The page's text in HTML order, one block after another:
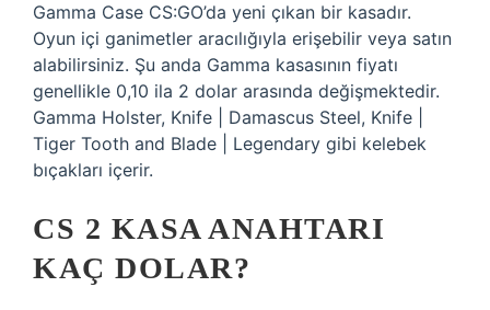
Gamma Case CS:GO’da yeni çıkan bir kasadır.
Oyun içi ganimetler aracılığıyla erişebilir veya satın
alabilirsiniz. Şu anda Gamma kasasının fiyatı
genellikle 0,10 ila 2 dolar arasında değişmektedir.
Gamma Holster, Knife | Damascus Steel, Knife |
Tiger Tooth and Blade | Legendary gibi kelebek
bıçakları içerir.
CS 2 KASA ANAHTARI
KAÇ DOLAR?